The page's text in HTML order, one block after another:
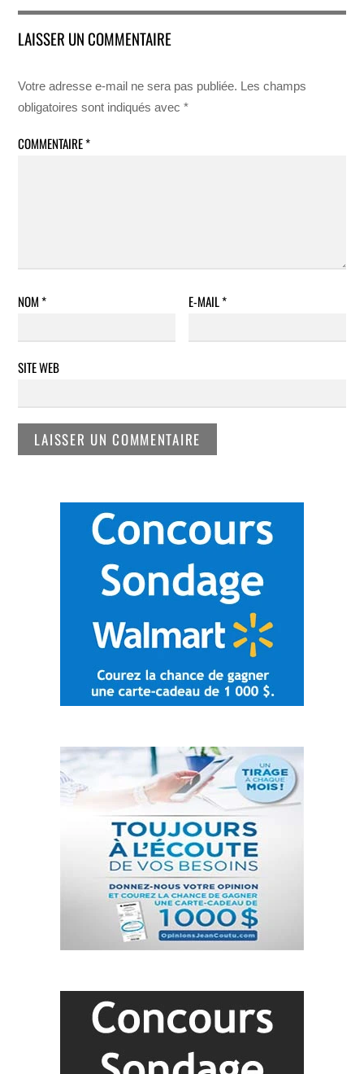
LAISSER UN COMMENTAIRE
Votre adresse e-mail ne sera pas publiée. Les champs
obligatoires sont indiqués avec*
COMMENTAIRE*
NOM* E-MAIL*
SITE WEB